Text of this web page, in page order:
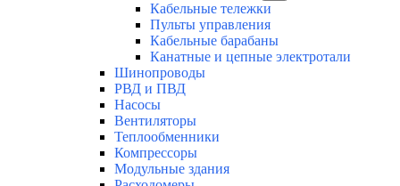
Кабельные тележки
Пульты управления
Кабельные барабаны
Канатные и цепные электротали
Шинопроводы
РВД и ПВД
Насосы
Вентиляторы
Теплообменники
Компрессоры
Модульные здания